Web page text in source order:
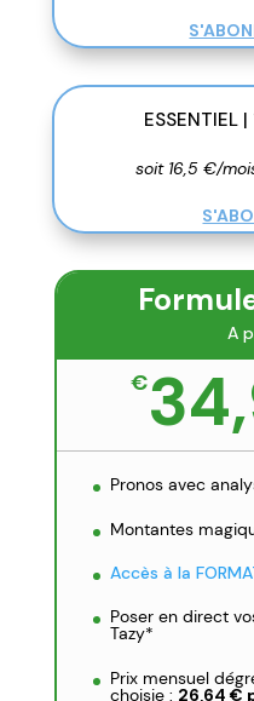
ESSENTIEL
soit 16,5 €/
A
€
Pronos avec
Montantes
Accès à la
Poser en direct
Tazy*
Prix mensuel
choisie : 26,64 €